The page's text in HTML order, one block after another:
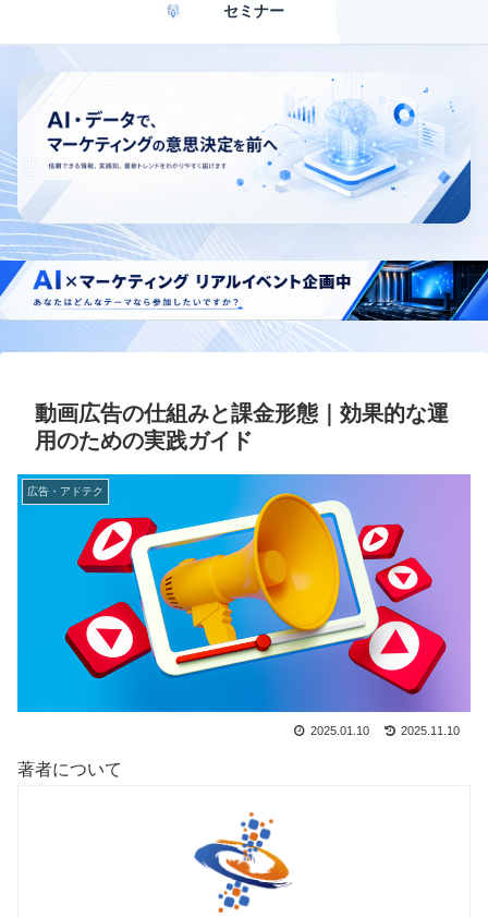
セミナー
動画広告の仕組みと課金形態｜効果的な運
用のための実践ガイド
広告・アドテク
2025.01.10 2025.11.10
著者について